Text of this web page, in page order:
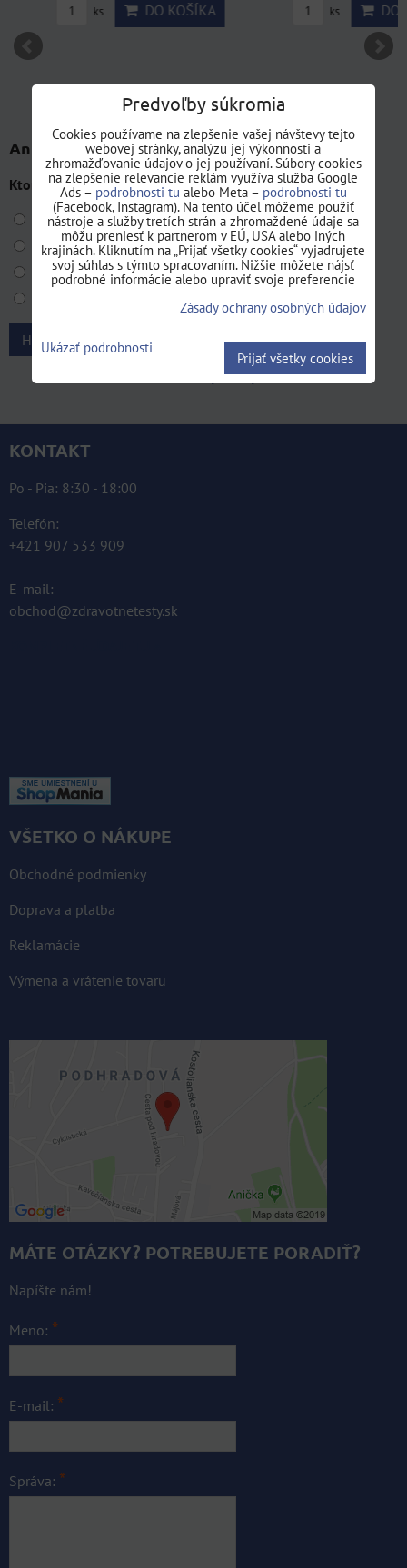
ks DO KOŠÍKA ks DO
Anketa
Ktorý zo zdravotných testov vám v našej ponuke chýba?
Test laktózovej intolerancie.
Test na cholesterol.
Slinový test na alkohol.
Hlasovať!
Zobraziť výsledky
KONTAKT
Po - Pia: 8:30 - 18:00
Telefón:
+421 907 533 909
E-mail:
obchod@zdravotnetesty.sk
VŠETKO O NÁKUPE
Obchodné podmienky
Doprava a platba
Reklamácie
Výmena a vrátenie tovaru
MÁTE OTÁZKY? POTREBUJETE PORADIŤ?
Napíšte nám!
Meno: *
E-mail: *
Správa: *
Predvoľby súkromia
Cookies používame na zlepšenie vašej návštevy tejto
webovej stránky, analýzu jej výkonnosti a
zhromažďovanie údajov o jej používaní. Súbory cookies
na zlepšenie relevancie reklám využíva služba Google
Ads – podrobnosti tu alebo Meta – podrobnosti tu
(Facebook, Instagram). Na tento účel môžeme použiť
nástroje a služby tretích strán a zhromaždené údaje sa
môžu preniesť k partnerom v EÚ, USA alebo iných
krajinách. Kliknutím na „Prijať všetky cookies“ vyjadrujete
svoj súhlas s týmto spracovaním. Nižšie môžete nájsť
podrobné informácie alebo upraviť svoje preferencie
Zásady ochrany osobných údajov
Ukázať podrobnosti
Prijať všetky cookies